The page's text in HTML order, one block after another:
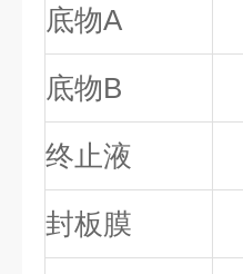
底物A
底物B
终止液
封板膜